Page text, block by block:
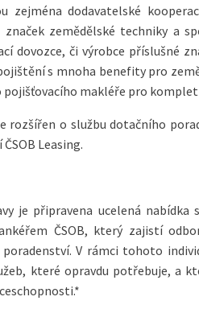
zejména dodavatelské
zemědělské techniky a
dovozce, či výrobce příslušné
s mnoha benefity pro
makléře pro
rozšířen o službu dotačního
Leasing.
je připravena ucelená
ČSOB, který zajistí
V rámci tohoto
které opravdu potřebuje, a